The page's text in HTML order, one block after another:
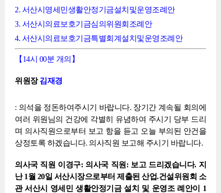
2. 서산시영세민생활안정기금설치및운영조례안
3. 서산시의료보호기금심의위원회조례안
4. 서산시의료보호기금특별회계설치및운영조례안
【14시 00분 개의】
위원장김재경
: 의석을 정돈하여주시기 바랍니다. 장기간 계속될 회의에
여러 위원님의 건강에 각별히 유념하여 주시기 당부 드리
며 의사직원으로부터 보고 항을 듣고 오늘 부의된 안건을
상정토록 하겠습니다. 의사직원 보고해 주시기 바랍니다.
의사국 직원 이경구: 의사국 직원: 보고 드리겠습니다. 지
난 1월 20일 서산시장으로부터 제출된 산업.건설위원회 소
관 서산시 영세민 생활안정기금 설치 및 운영조 례안이 1